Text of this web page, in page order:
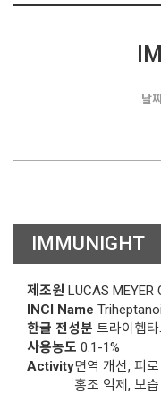
날
IMMUNIGHT
제조원 LUCAS MEYER
INCI Name
한글 전성분 트라이헵
사용농도 0.1-1%
Activity면역 개선, 피
홍조 억제, 보습